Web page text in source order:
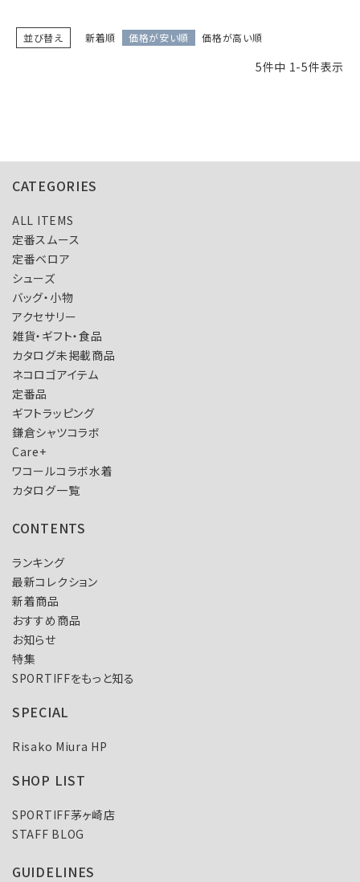
並び替え 新着順 価格が安い順 価格が高い順
5件中 1-5件表示
CATEGORIES
ALL ITEMS
定番スムース
定番ベロア
シューズ
バッグ・小物
アクセサリー
雑貨・ギフト・食品
カタログ未掲載商品
ネコロゴアイテム
定番品
ギフトラッピング
鎌倉シャツコラボ
Care+
ワコールコラボ水着
カタログ一覧
CONTENTS
ランキング
最新コレクション
新着商品
おすすめ商品
お知らせ
特集
SPORTIFFをもっと知る
SPECIAL
Risako Miura HP
SHOP LIST
SPORTIFF茅ヶ崎店
STAFF BLOG
GUIDELINES